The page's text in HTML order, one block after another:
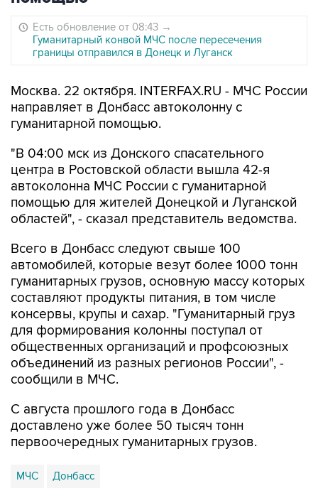
Есть обновление от 08:43 →
Гуманитарный конвой МЧС после пересечения
границы отправился в Донецк и Луганск
Москва. 22 октября. INTERFAX.RU - МЧС России
направляет в Донбасс автоколонну с
гуманитарной помощью.
"В 04:00 мск из Донского спасательного
центра в Ростовской области вышла 42-я
автоколонна МЧС России с гуманитарной
помощью для жителей Донецкой и Луганской
областей", - сказал представитель ведомства.
Всего в Донбасс следуют свыше 100
автомобилей, которые везут более 1000 тонн
гуманитарных грузов, основную массу которых
составляют продукты питания, в том числе
консервы, крупы и сахар. "Гуманитарный груз
для формирования колонны поступал от
общественных организаций и профсоюзных
объединений из разных регионов России", -
сообщили в МЧС.
С августа прошлого года в Донбасс
доставлено уже более 50 тысяч тонн
первоочередных гуманитарных грузов.
МЧС Донбасс